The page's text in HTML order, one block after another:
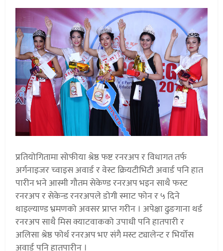
प्रतियोगितामा सोफीया श्रेष्ठ फष्ट रनरअप र विधागत तर्फ
अर्गनाइजर च्वाइस अवार्ड र वेस्ट क्रियटीभिटी अवार्ड पनि हात
पारीन भने आस्मी गौतम सेकेण्ड रनरअप भइन साथै फस्ट
रनरअप र सेकेन्ड रनरअपले डोगी स्माट फोन र ५ दिने
थाइल्याण्ड भ्रमणको अवसर प्राप्त गरीन । अपेक्षा ढुङगाना थर्ड
रनरअप साथै मिस क्याटवाकको उपाधी पनि हातपारी र
अलिसा श्रेष्ठ फोर्थ रनरअप भए संगै मस्ट ट्यालेन्ट र भिर्योस